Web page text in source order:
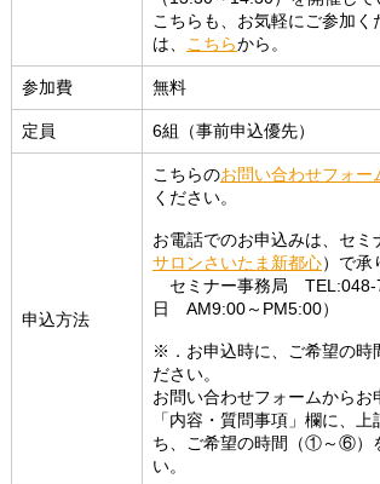
こちらも、お気軽にご参加く
は、
こちらから。
参加費 無料
定員 6組（事前申込優先）
申込方法
こちらのお問い合わせフォー
ください。
お電話でのお申込みは、セミ
サロンさいたま新都心）で承
セミナー事務局 TEL:048-
日 AM9:00～PM5:00）
※．お申込時に、ご希望の時
ださい。
お問い合わせフォームからお
「内容・質問事項」欄に、上
ち、ご希望の時間（①～⑥）
い。